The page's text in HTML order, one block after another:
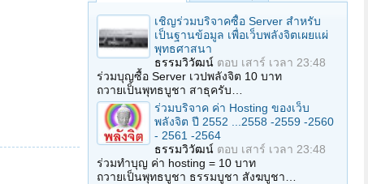
เชิญร่วมบริจาคซื้อ Server สำหรับ
เป็นฐานข้อมูล เพื่อเว็บพลังจิตเผยแผ่
พุทธศาสนา
ธรรมวิวัฒน์ ตอบ เสาร์ เวลา 23:48
ร่วมบุญซื้อ Server เวปพลังจิต 10 บาท
ถวายเป็นพุทธบูชา สาธุครับ…
ร่วมบริจาค ค่า Hosting ของเว็บ
พลังจิต ปี 2552 ...2558 -2559 -2560
- 2561 -2564
ธรรมวิวัฒน์ ตอบ เสาร์ เวลา 23:48
ร่วมทำบุญ ค่า hosting = 10 บาท
ถวายเป็นพุทธบูชา ธรรมบูชา สังฆบูชา…